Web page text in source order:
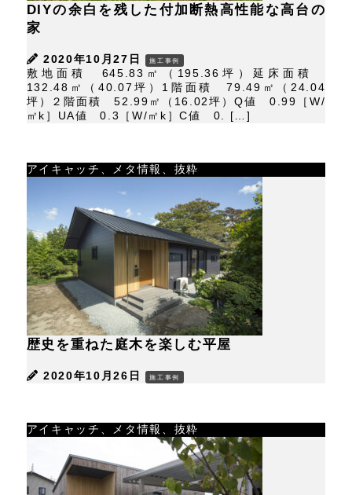
DIYの余白を残した付加断熱高性能な高台の
家
2020年10月27日 施工事例
敷地面積 645.83㎡（195.36坪）延床面積
132.48㎡（40.07坪）1階面積 79.49㎡（24.04
坪）２階面積 52.99㎡（16.02坪）Q値 0.99［W/
㎡k］UA値 0.3［W/㎡k］C値 0. […]
アイキャッチ、メタ情報、抜粋
歴史を重ねた庭木を楽しむ平屋
2020年10月26日 施工事例
アイキャッチ、メタ情報、抜粋